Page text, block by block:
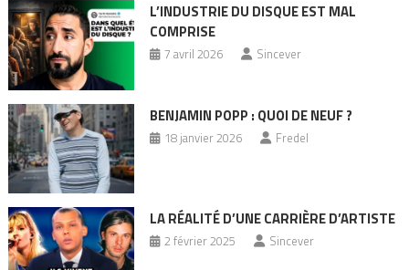
L’INDUSTRIE DU DISQUE EST MAL
COMPRISE
7 avril 2026 Sincever
BENJAMIN POPP : QUOI DE NEUF ?
18 janvier 2026 Fredel
LA RÉALITÉ D’UNE CARRIÈRE D’ARTISTE
2 février 2025 Sincever